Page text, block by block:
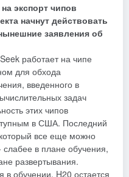
экспорт чипов
начнут действовать
заявления об
работает на чипе
для обхода
введенного в
задач
этих чипов
в США. Последний
все еще можно
слабее в плане обучения,
развертывания.
в обучении, H20 остается